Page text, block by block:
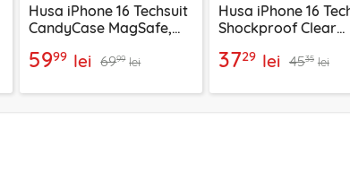
Husa iPhone 16 Techsuit
CandyCase MagSafe,
5999 lei 6999 lei
Husa iPhone 16
Shockproof Clear
3729 lei 4535 lei